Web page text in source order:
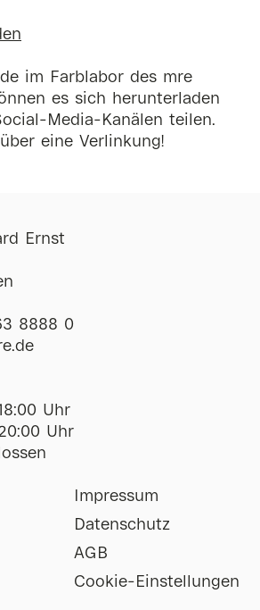
im Farblabor des mre
es sich herunterladen
Media-Kanälen teilen.
eine Verlinkung!
Ernst
8888 0
de
Uhr
Uhr
Impressum
Datenschutz
AGB
Cookie-Einstellungen